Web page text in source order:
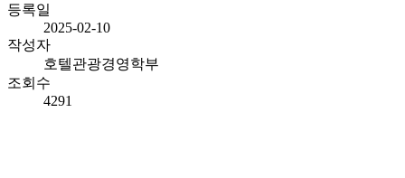
등록일
2025-02-10
작성자
호텔관광경영학부
조회수
4291